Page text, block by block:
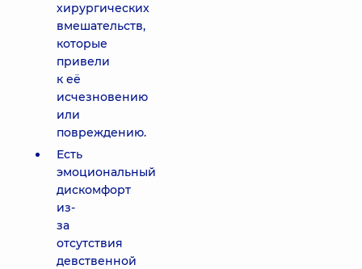
хирургических
вмешательств,
которые
привели
к её
исчезновению
или
повреждению.
Есть
эмоциональный
дискомфорт
из-
за
отсутствия
девственной